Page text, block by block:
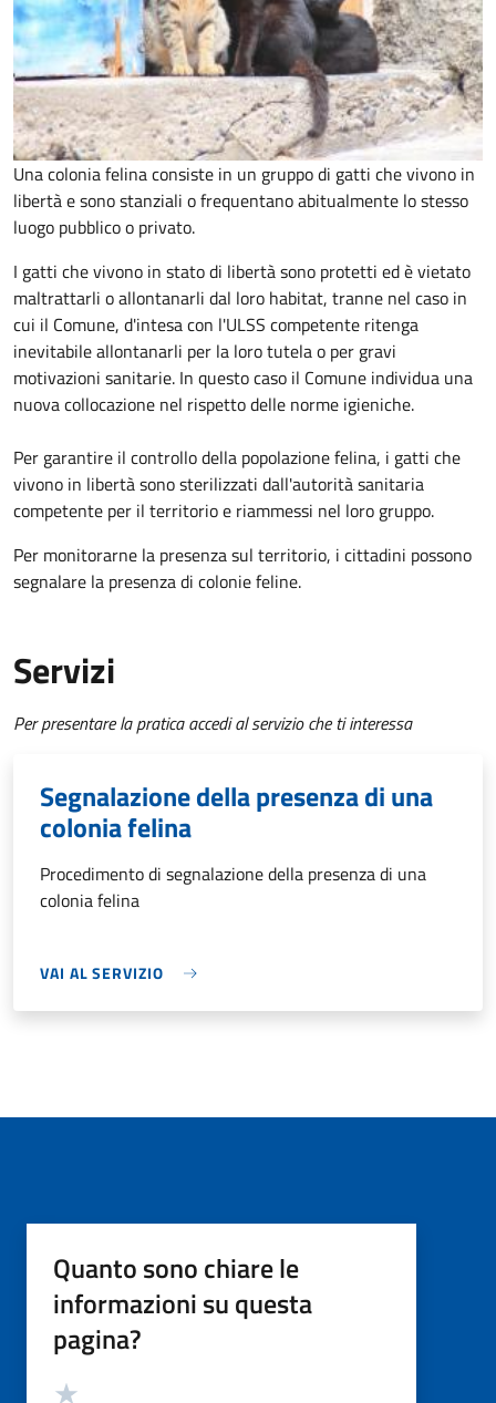
Una colonia felina consiste in un gruppo di gatti che vivono in
libertà e sono stanziali o frequentano abitualmente lo stesso
luogo pubblico o privato.
I gatti che vivono in stato di libertà sono protetti ed è vietato
maltrattarli o allontanarli dal loro habitat, tranne nel caso in
cui il Comune, d'intesa con l'ULSS competente ritenga
inevitabile allontanarli per la loro tutela o per gravi
motivazioni sanitarie. In questo caso il Comune individua una
nuova collocazione nel rispetto delle norme igieniche.
Per garantire il controllo della popolazione felina, i gatti che
vivono in libertà sono sterilizzati dall'autorità sanitaria
competente per il territorio e riammessi nel loro gruppo.
Per monitorarne la presenza sul territorio, i cittadini possono
segnalare la presenza di colonie feline.
Servizi
Per presentare la pratica accedi al servizio che ti interessa
Segnalazione della presenza di una
colonia felina
Procedimento di segnalazione della presenza di una
colonia felina
VAI AL SERVIZIO
Quanto sono chiare le
informazioni su questa
pagina?
Valutazione